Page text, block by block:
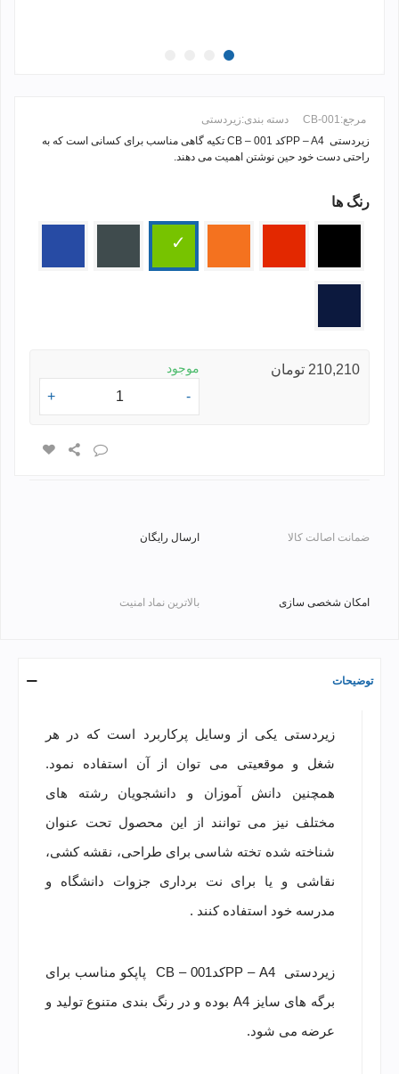
مرجع:CB-001 دسته بندی:زیردستی
زیردستی PP – A4کد CB – 001 تکیه گاهی مناسب برای کسانی است که به
راحتی دست خود حین نوشتن اهمیت می دهند.
ادامه مطلب +
رنگ ها
210,210 تومان موجود
-
+
ضمانت اصالت کالا ارسال رایگان
امکان شخصی سازی بالاترین نماد امنیت
توضیحات
زیردستی یکی از وسایل پرکاربرد است که در هر
شغل و موقعیتی می توان از آن استفاده نمود.
همچنین دانش آموزان و دانشجویان رشته های
مختلف نیز می توانند از این محصول تحت عنوان
شناخته شده تخته شاسی برای طراحی، نقشه کشی،
نقاشی و یا برای نت برداری جزوات دانشگاه و
مدرسه خود استفاده کنند .
زیردستی PP – A4کدCB – 001 پاپکو مناسب برای
برگه های سایز A4 بوده و در رنگ بندی متنوع تولید و
عرضه می شود.